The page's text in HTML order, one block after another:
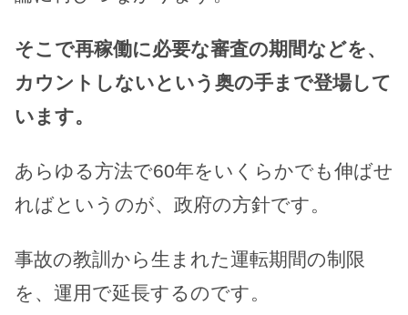
そこで再稼働に必要な審査の期間などを、
カウントしないという奥の手まで登場して
います。
あらゆる方法で60年をいくらかでも伸ばせ
ればというのが、政府の方針です。
事故の教訓から生まれた運転期間の制限
を、運用で延長するのです。